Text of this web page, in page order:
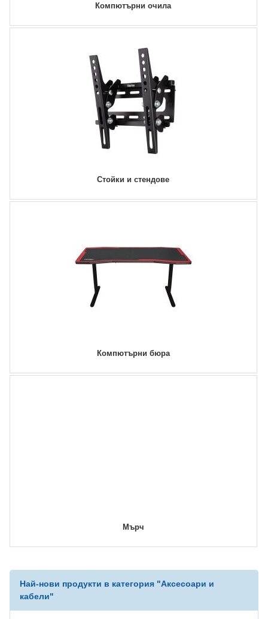
Компютърни очила
Стойки и стендове
Компютърни бюра
Мърч
Най-нови продукти в категория "Аксесоари и
кабели"